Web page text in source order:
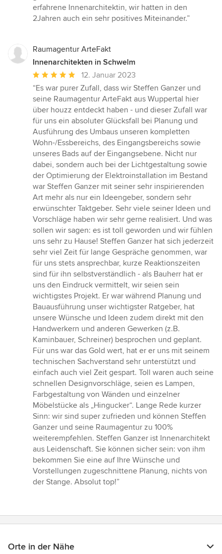
erfahrene Innenarchitektin, wir hatten in den
2Jahren auch ein sehr positives Miteinander.”
Raumagentur ArteFakt
Innenarchitekten in Schwelm
Durchschnittliche
Bewertung:
5
von
5
Sternen
12. Januar 2023
“Es war purer Zufall, dass wir Steffen Ganzer und
seine Raumagentur ArteFakt aus Wuppertal hier
über houzz entdeckt haben - und dieser Zufall war
für uns ein absoluter Glücksfall bei Planung und
Ausführung des Umbaus unseren kompletten
Wohn-/Essbereichs, des Eingangsbereichs sowie
unseres Bads auf der Eingangsebene. Nicht nur
dabei, sondern auch bei der Lichtgestaltung sowie
der Optimierung der Elektroinstallation im Bestand
war Steffen Ganzer mit seiner sehr inspirierenden
Art mehr als nur ein Ideengeber, sondern sehr
erwünschter Taktgeber. Sehr viele seiner Ideen und
Vorschläge haben wir sehr gerne realisiert. Und was
sollen wir sagen: es ist toll geworden und wir fühlen
uns sehr zu Hause! Steffen Ganzer hat sich jederzeit
sehr viel Zeit für lange Gespräche genommen, war
für uns stets ansprechbar, kurze Reaktionszeiten
sind für ihn selbstverständlich - als Bauherr hat er
uns den Eindruck vermittelt, wir seien sein
wichtigstes Projekt. Er war während Planung und
Bauausführung unser wichtigster Ratgeber, hat
unsere Wünsche und Ideen zudem direkt mit den
Handwerkern und anderen Gewerken (z.B.
Kaminbauer, Schreiner) besprochen und geplant.
Für uns war das Gold wert, hat er er uns mit seinem
technischen Sachverstand sehr unterstützt und
einfach auch viel Zeit gespart. Toll waren auch seine
schnellen Designvorschläge, seien es Lampen,
Farbgestaltung von Wänden und einzelner
Möbelstücke als „Hingucker“. Lange Rede kurzer
Sinn: wir sind super zufrieden und können Steffen
Ganzer und seine Raumagentur zu 100%
weiterempfehlen. Steffen Ganzer ist Innenarchitekt
aus Leidenschaft. Sie können sicher sein: von ihm
bekommen Sie eine auf Ihre Wünsche und
Vorstellungen zugeschnittene Planung, nichts von
der Stange. Absolut top!”
Orte in der Nähe